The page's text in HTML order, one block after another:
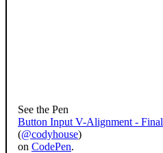
See the Pen
Button Input V-Alignment - Final
(@codyhouse)
on CodePen.